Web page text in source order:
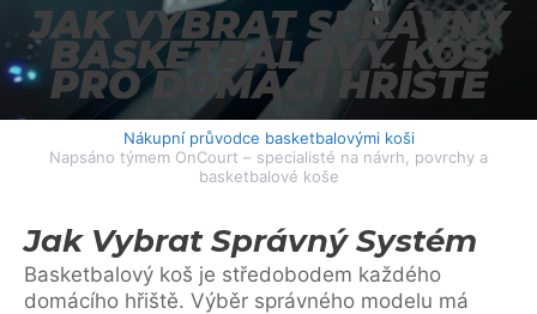
JAK VYBRAT SPRÁVNÝ
BASKETBALOVÝ KOŠ
PRO DOMÁCÍ HŘIŠTĚ
Nákupní průvodce basketbalovými koši
Napsáno týmem OnCourt – specialisté na návrh, povrchy a
basketbalové koše
Jak Vybrat Správný Systém
Basketbalový koš je středobodem každého
domácího hřiště. Výběr správného modelu má